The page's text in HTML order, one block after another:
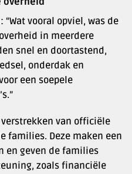
“Wat vooral opviel, was de
in meerdere
snel en doortastend,
onderdak en
een soepele
van officiële
families. Deze maken een
en geven de families
zoals financiële